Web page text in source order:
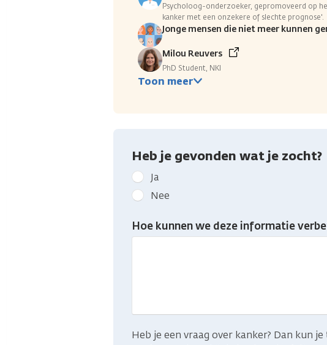
Psycholoog-onderzoeker, gepromoveerd op
kanker met een onzekere of slechte prognose'.
Jonge mensen die niet meer kunnen
Milou Reuvers
PhD Student, NKI
Toon meer
Heb je gevonden wat je zocht?
Geef
kanker.nl
feedback:
Heb
je
Ja
Nee
Hoe kunnen we deze informatie
Heb je een vraag over kanker? Dan kun